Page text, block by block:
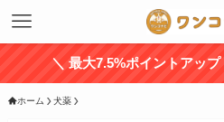
＼ 最大7.5%ポイントアップ
ホーム 犬薬